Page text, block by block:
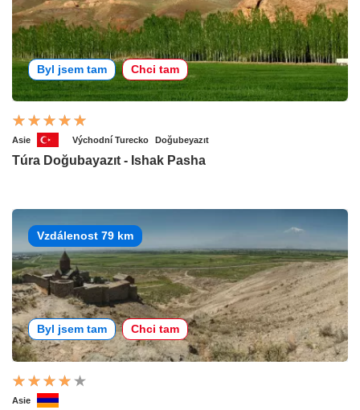
Byl jsem tam Chci tam
Asie Východní Turecko Doğubeyazıt
Túra Doğubayazıt - Ishak Pasha
Vzdálenost 79 km
Byl jsem tam Chci tam
Asie